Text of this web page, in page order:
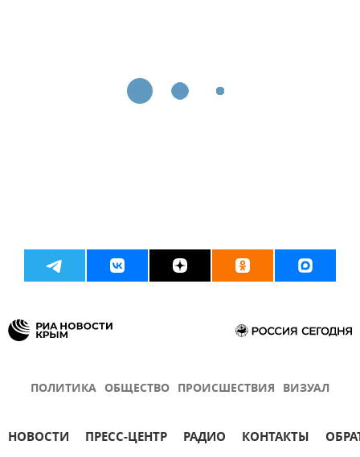
ПОЛИТИКА ОБЩЕСТВО ПРОИСШЕСТВИЯ ВИЗУАЛ
НОВОСТИ ПРЕСС-ЦЕНТР РАДИО КОНТАКТЫ